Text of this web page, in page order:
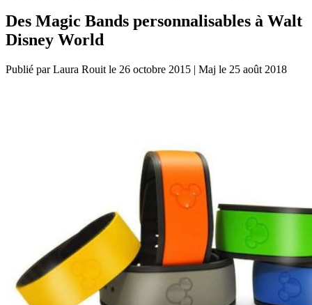
Des Magic Bands personnalisables à Walt
Disney World
Publié parLaura Rouit le 26 octobre 2015 | Maj le 25 août 2018